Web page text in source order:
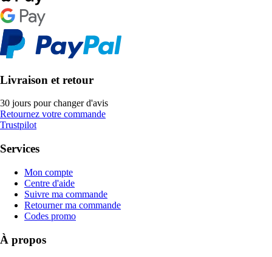
Livraison et retour
30 jours pour changer d'avis
Retournez votre commande
Trustpilot
Services
Mon compte
Centre d'aide
Suivre ma commande
Retourner ma commande
Codes promo
À propos